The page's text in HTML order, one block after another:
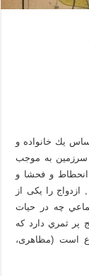
يك خانواده و
سرزمين به موجب
و فحشا و
را یکی از
چه در حيات
پر ثمري دارد كه
است (مظاهری،